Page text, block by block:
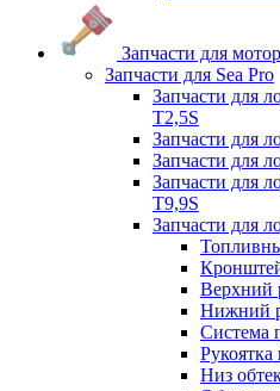
Запчасти для
Запчасти для Sea Pro
Запчасти для
Т2,5S
Запчасти для
Запчасти для
Запчасти для
T9,9S
Запчасти для
Верхний
Нижний
Система
Рукоятка
Низ